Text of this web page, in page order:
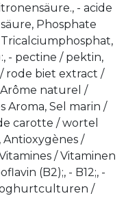
- acide
Phosphate
- pectine / pektin,
rode biet extract /
naturel /
Aroma, Sel marin /
carotte / wortel
/
/ Vitaminen
(B2);, - B12;, -
/